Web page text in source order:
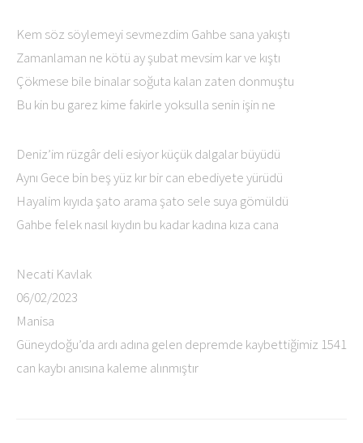
Kem söz söylemeyi sevmezdim Gahbe sana yakıştı
Zamanlaman ne kötü ay şubat mevsim kar ve kıştı
Çökmese bile binalar soğuta kalan zaten donmuştu
Bu kin bu garez kime fakirle yoksulla senin işin ne
Deniz’im rüzgâr deli esiyor küçük dalgalar büyüdü
Aynı Gece bin beş yüz kır bir can ebediyete yürüdü
Hayalim kıyıda şato arama şato sele suya gömüldü
Gahbe felek nasıl kıydın bu kadar kadına kıza cana
Necati Kavlak
06/02/2023
Manisa
Güneydoğu’da ardı adına gelen depremde kaybettiğimiz 1541
can kaybı anısına kaleme alınmıştır